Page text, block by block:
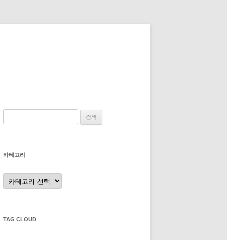
카테고리
카
테
고
TAG CLOUD